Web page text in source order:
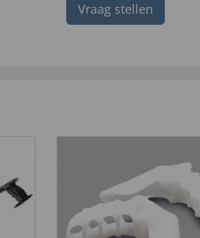
Vraag stellen